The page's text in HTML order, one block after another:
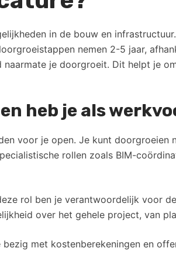
in de bouw en
nemen 2-5 jaar,
je doorgroeit. Dit helpt je
heb je als
voor je open. Je kunt doorgroeien
rollen zoals BIM-
rol ben je verantwoordelijk voor
over het gehele project, van
met kostenberekeningen en